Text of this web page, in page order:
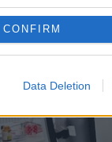
CONFIRM
Data Deletion
À